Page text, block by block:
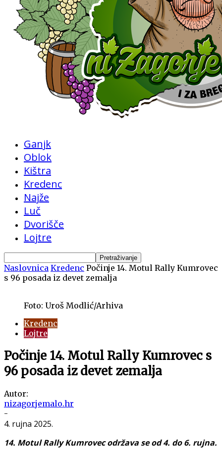
Ganjk
Oblok
Kištra
Kredenc
Najže
Luč
Dvorišče
Lojtre
Naslovnica Kredenc Počinje 14. Motul Rally Kumrovec
s 96 posada iz devet zemalja
Foto: Uroš Modlić/Arhiva
Kredenc
Lojtre
Počinje 14. Motul Rally Kumrovec s
96 posada iz devet zemalja
Autor:
nizagorjemalo.hr
-
4. rujna 2025.
14. Motul Rally Kumrovec održava se od 4. do 6. rujna.